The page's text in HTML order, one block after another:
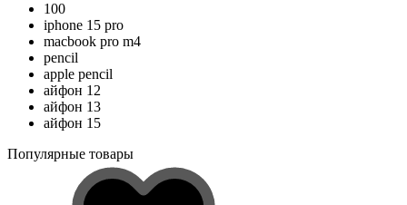
100
iphone 15 pro
macbook pro m4
pencil
apple pencil
айфон 12
айфон 13
айфон 15
Популярные товары